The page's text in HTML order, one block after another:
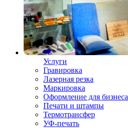
Услуги
Гравировка
Лазерная резка
Маркировка
Оформление для бизнеса
Печати и штампы
Термотрансфер
УФ-печать